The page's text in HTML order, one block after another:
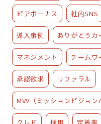
ピアボーナス 社内SNS
導入事例 ありがとうカ
マネジメント チームワ
承認欲求 リファラル
MVV（ミッションビジョン